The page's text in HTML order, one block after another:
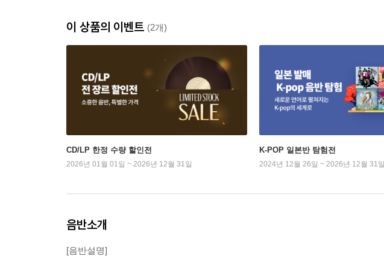
이 상품의 이벤트 (2개)
CD/LP 한정 수량 할인전
2026년 01월 01일 ~ 2026년 12월 31일
K-POP 일본반 탐험전
2024년 12월 26일 ~ 2026년 12월 31일
음반소개
[음반설명]